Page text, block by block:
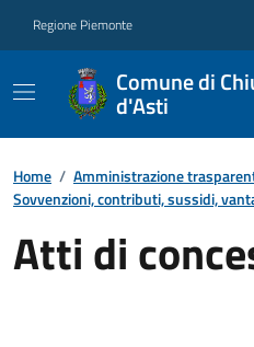
Regione Piemonte
Comune di
d'Asti
Home / Amministrazione
Sovvenzioni, contributi, sussidi,
Atti di